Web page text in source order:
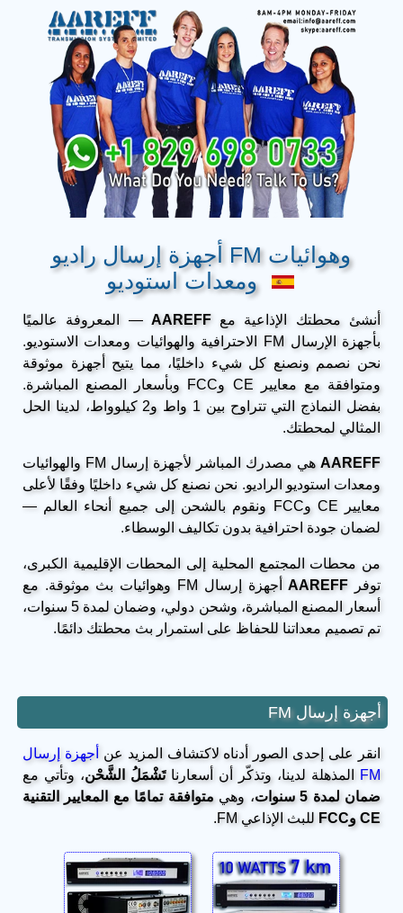
أجهزة إرسال راديو FM وهوائيات
ومعدات استوديو
أنشئ محطتك الإذاعية معAAREFF — المعروفة عالميًا
بأجهزة الإرسال FM الاحترافية والهوائيات ومعدات الاستوديو.
نحن نصمم ونصنع كل شيء داخليًا، مما يتيح أجهزة موثوقة
ومتوافقة مع معايير CE وFCC وبأسعار المصنع المباشرة.
بفضل النماذج التي تتراوح بين 1 واط و2 كيلوواط، لدينا الحل
المثالي لمحطتك.
AAREFF
هي مصدرك المباشر لأجهزة إرسال FM والهوائيات
ومعدات استوديو الراديو. نحن نصنع كل شيء داخليًا وفقًا لأعلى
معايير CE وFCC ونقوم بالشحن إلى جميع أنحاء العالم —
لضمان جودة احترافية بدون تكاليف الوسطاء.
من محطات المجتمع المحلية إلى المحطات الإقليمية الكبرى،
توفر AAREFF
أجهزة إرسال FM وهوائيات بث موثوقة. مع
أسعار المصنع المباشرة، وشحن دولي، وضمان لمدة 5 سنوات،
تم تصميم معداتنا للحفاظ على استمرار بث محطتك دائمًا.
أجهزة إرسال FM
انقر على إحدى الصور أدناه لاكتشاف المزيد عن
أجهزة إرسال
FM
المذهلة لدينا، وتذكّر أن أسعارناتَشْمَلُ الشَّحْن، وتأتي مع
ضمان لمدة 5 سنوات
، وهيمتوافقة تمامًا مع المعايير التقنية
CE وFCC
للبث الإذاعي FM.